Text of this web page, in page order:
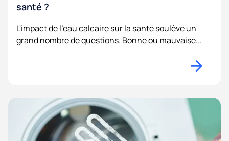
santé ?
L'impact de l'eau calcaire sur la santé soulève un
grand nombre de questions. Bonne ou mauvaise...